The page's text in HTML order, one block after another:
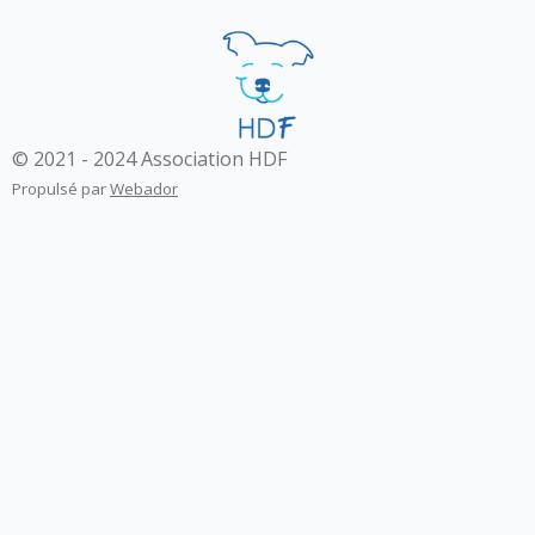
© 2021 - 2024 Association HDF
Propulsé parWebador